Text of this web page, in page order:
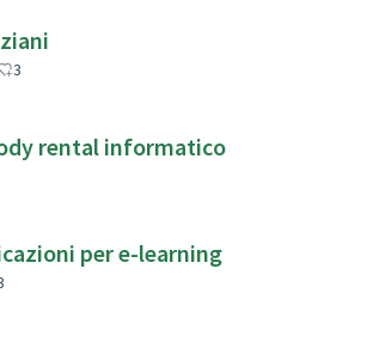
3
rental informatico
per e-learning